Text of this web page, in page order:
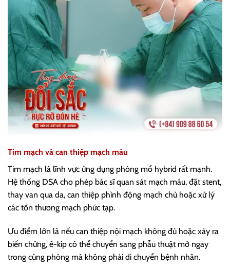
Tim mạch và can thiệp mạch máu
Tim mạch là lĩnh vực ứng dụng phòng mổ hybrid rất mạnh.
Hệ thống DSA cho phép bác sĩ quan sát mạch máu, đặt stent,
thay van qua da, can thiệp phình động mạch chủ hoặc xử lý
các tổn thương mạch phức tạp.
Ưu điểm lớn là nếu can thiệp nội mạch không đủ hoặc xảy ra
biến chứng, ê-kíp có thể chuyển sang phẫu thuật mở ngay
trong cùng phòng mà không phải di chuyển bệnh nhân.